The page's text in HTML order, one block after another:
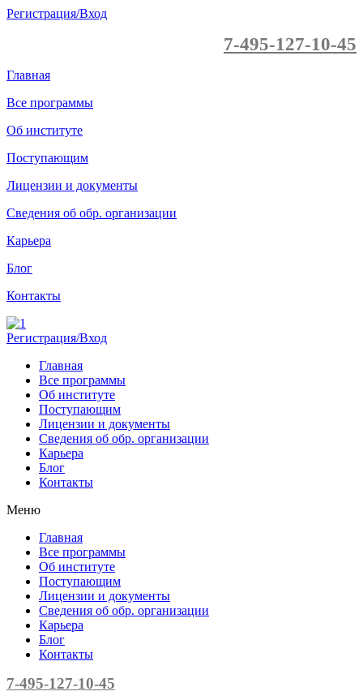
Регистрация/Вход
7-495-127-10-45
Главная
Все программы
Об институте
Поступающим
Лицензии и документы
Сведения об обр. организации
Карьера
Блог
Контакты
Регистрация/Вход
Главная
Все программы
Об институте
Поступающим
Лицензии и документы
Сведения об обр. организации
Карьера
Блог
Контакты
Меню
Главная
Все программы
Об институте
Поступающим
Лицензии и документы
Сведения об обр. организации
Карьера
Блог
Контакты
7-495-127-10-45